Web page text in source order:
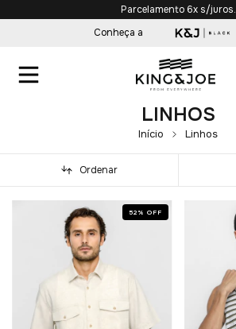
Parcelamento 6x s/juros.
Conheça a
LINHOS
Início Linhos
Ordenar
52 % OFF